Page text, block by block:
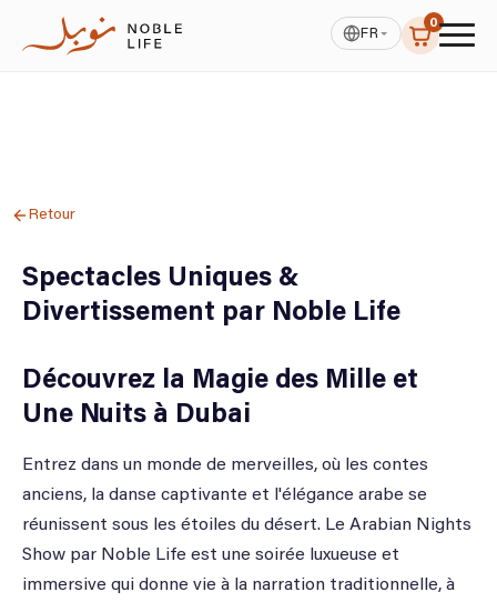
FR
0
Retour
Spectacles Uniques &
Divertissement par Noble Life
Découvrez la Magie des Mille et
Une Nuits à Dubai
Entrez dans un monde de merveilles, où les contes
anciens, la danse captivante et l'élégance arabe se
réunissent sous les étoiles du désert. Le Arabian Nights
Show par Noble Life est une soirée luxueuse et
immersive qui donne vie à la narration traditionnelle, à